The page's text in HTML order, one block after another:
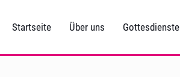
Startseite Über uns